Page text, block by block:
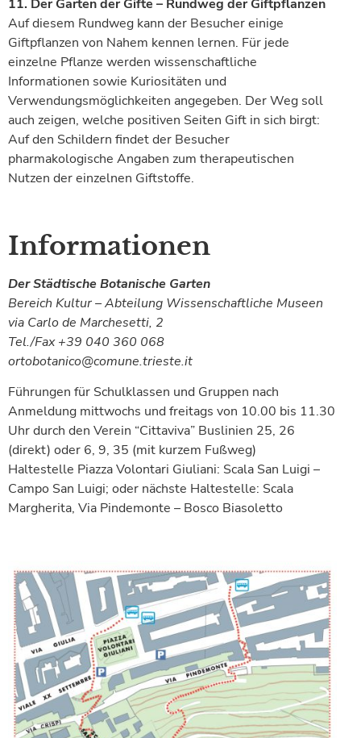
11. Der Garten der Gifte – Rundweg der Giftpflanzen
Auf diesem Rundweg kann der Besucher einige
Giftpflanzen von Nahem kennen lernen. Für jede
einzelne Pflanze werden wissenschaftliche
Informationen sowie Kuriositäten und
Verwendungsmöglichkeiten angegeben. Der Weg soll
auch zeigen, welche positiven Seiten Gift in sich birgt:
Auf den Schildern findet der Besucher
pharmakologische Angaben zum therapeutischen
Nutzen der einzelnen Giftstoffe.
Informationen
Der Städtische Botanische Garten
Bereich Kultur – Abteilung Wissenschaftliche Museen
via Carlo de Marchesetti, 2
Tel./Fax +39 040 360 068
ortobotanico@comune.trieste.it
Führungen für Schulklassen und Gruppen nach
Anmeldung mittwochs und freitags von 10.00 bis 11.30
Uhr durch den Verein “Cittaviva” Buslinien 25, 26
(direkt) oder 6, 9, 35 (mit kurzem Fußweg)
Haltestelle Piazza Volontari Giuliani: Scala San Luigi –
Campo San Luigi; oder nächste Haltestelle: Scala
Margherita, Via Pindemonte – Bosco Biasoletto